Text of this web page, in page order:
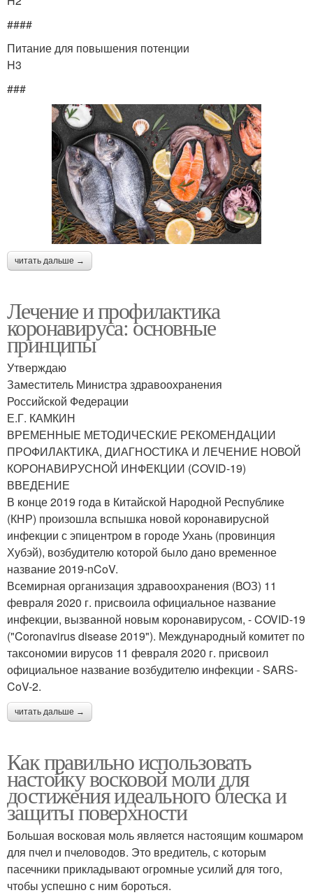
####
Питание для повышения потенции
H3
###
читать дальше →
Лечение и профилактика
коронавируса: основные
принципы
Утверждаю
Заместитель Министра здравоохранения
Российской Федерации
Е.Г. КАМКИН
ВРЕМЕННЫЕ МЕТОДИЧЕСКИЕ РЕКОМЕНДАЦИИ
ПРОФИЛАКТИКА, ДИАГНОСТИКА И ЛЕЧЕНИЕ НОВОЙ
КОРОНАВИРУСНОЙ ИНФЕКЦИИ (COVID-19)
ВВЕДЕНИЕ
В конце 2019 года в Китайской Народной Республике
(КНР) произошла вспышка новой коронавирусной
инфекции с эпицентром в городе Ухань (провинция
Хубэй), возбудителю которой было дано временное
название 2019-nCoV.
Всемирная организация здравоохранения (ВОЗ) 11
февраля 2020 г. присвоила официальное название
инфекции, вызванной новым коронавирусом, - COVID-19
("Coronavirus disease 2019"). Международный комитет по
таксономии вирусов 11 февраля 2020 г. присвоил
официальное название возбудителю инфекции - SARS-
CoV-2.
читать дальше →
Как правильно использовать
настойку восковой моли для
достижения идеального блеска и
защиты поверхности
Большая восковая моль является настоящим кошмаром
для пчел и пчеловодов. Это вредитель, с которым
пасечники прикладывают огромные усилий для того,
чтобы успешно с ним бороться.